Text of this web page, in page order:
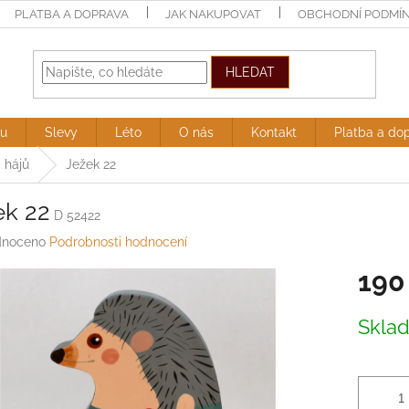
PLATBA A DOPRAVA JAK NAKUPOVAT OBCHODNÍ
HLEDAT
Slevy Léto O nás Kontakt Platba a
hájů Ježek 22
22 D 52422
Podrobnosti hodnocení
cena: